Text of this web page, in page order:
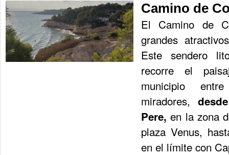
Camino de
El Camino de
grandes
Este sendero
recorre el
municipio
miradores,
Pere, en la zona
plaza Venus,
en el límite con